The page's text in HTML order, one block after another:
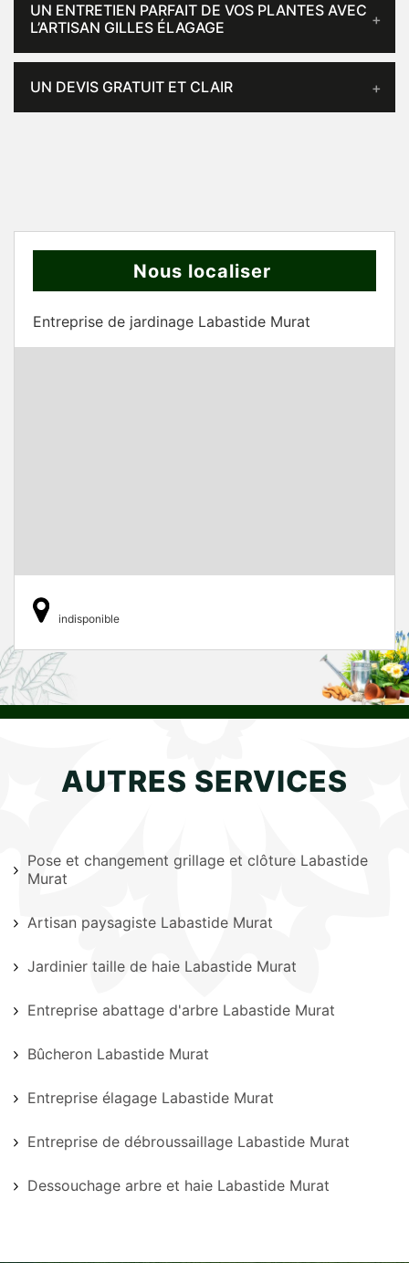
UN ENTRETIEN PARFAIT DE VOS PLANTES AVEC
L’ARTISAN GILLES ÉLAGAGE
UN DEVIS GRATUIT ET CLAIR
Nous localiser
Entreprise de jardinage Labastide Murat
indisponible
AUTRES SERVICES
Pose et changement grillage et clôture Labastide
Murat
Artisan paysagiste Labastide Murat
Jardinier taille de haie Labastide Murat
Entreprise abattage d'arbre Labastide Murat
Bûcheron Labastide Murat
Entreprise élagage Labastide Murat
Entreprise de débroussaillage Labastide Murat
Dessouchage arbre et haie Labastide Murat